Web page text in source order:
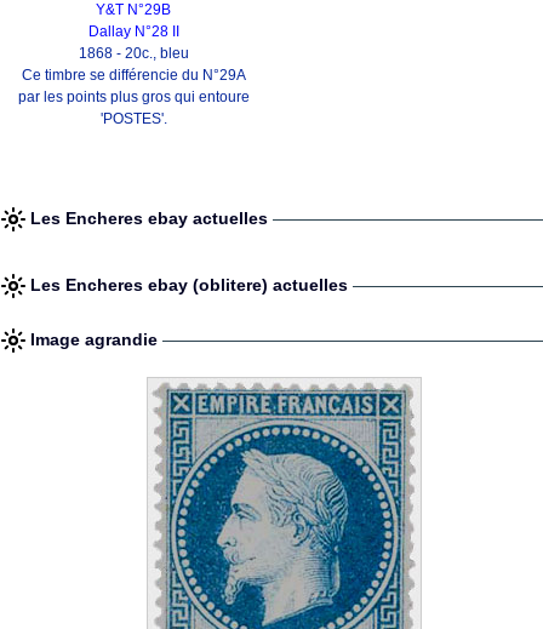
Y&T N°29B
Dallay N°28 II
1868 - 20c., bleu
Ce timbre se différencie du N°29A
par les points plus gros qui entoure
'POSTES'.
Les Encheres ebay actuelles
Les Encheres ebay (oblitere) actuelles
Image agrandie